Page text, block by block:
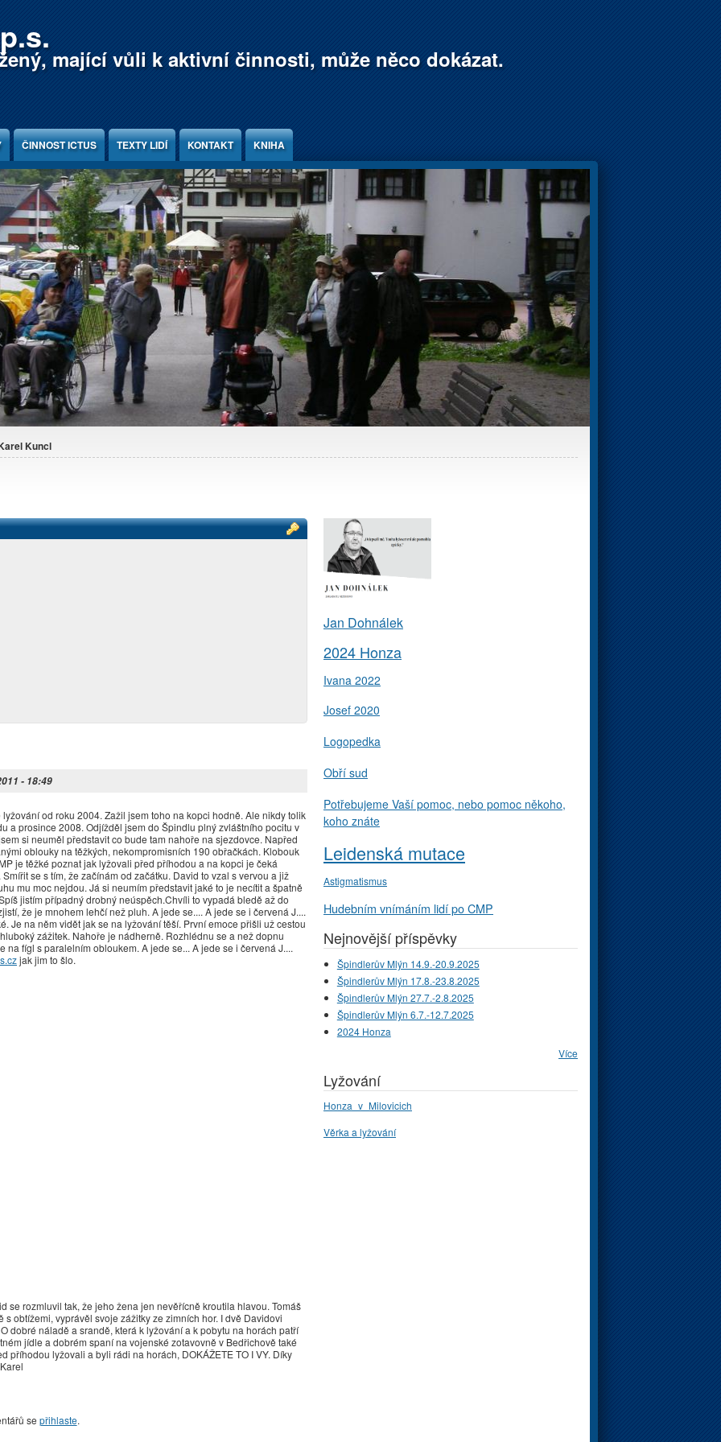
mající vůli k aktivní činnosti, může něco dokázat.
ČINNOST ICTUS TEXTY LIDÍ KONTAKT KNIHA
Kuncl
- 18:49
od roku 2004. Zažil jsem toho na kopci hodně. Ale nikdy tolik
a prosince 2008. Odjížděl jsem do Špindlu plný zvláštního pocitu v
si neuměl představit co bude tam nahoře na sjezdovce. Napřed
oblouky na těžkých, nekompromisních 190 obřačkách. Klobouk
je těžké poznat jak lyžovali před příhodou a na kopci je čeká
se s tím, že začínám od začátku. David to vzal s vervou a již
mu moc nejdou. Já si neumím představit jaké to je necítit a špatně
jistím případný drobný neúspěch.Chvíli to vypadá bledě až do
že je mnohem lehčí než pluh. A jede se.... A jede se i červená J....
Je na něm vidět jak se na lyžování těší. První emoce přišli už cestou
zážitek. Nahoře je nádherně. Rozhlédnu se a než dopnu
na fígl s paralelním obloukem. A jede se... A jede se i červená J....
jak jim to šlo.
se rozmluvil tak, že jeho žena jen nevěřícně kroutila hlavou. Tomáš
obtížemi, vyprávěl svoje zážitky ze zimních hor. I dvě Davidovi
dobré náladě a srandě, která k lyžování a k pobytu na horách patří
jídle a dobrém spaní na vojenské zotavovně v Bedřichově také
příhodou lyžovali a byli rádi na horách, DOKÁŽETE TO I VY. Díky
se přihlaste.
Jan Dohnálek
2024 Honza
Ivana 2022
Josef 2020
Logopedka
Obří sud
Potřebujeme Vaší pomoc, nebo pomoc někoho,
koho znáte
Leidenská mutace
Astigmatismus
Hudebním vnímáním lidí po CMP
Nejnovější příspěvky
Špindlerův Mlýn 14.9.-20.9.2025
Špindlerův Mlýn 17.8.-23.8.2025
Špindlerův Mlýn 27.7.-2.8.2025
Špindlerův Mlýn 6.7.-12.7.2025
2024 Honza
Více
Lyžování
Honza_v_Milovicich
Věrka a lyžování